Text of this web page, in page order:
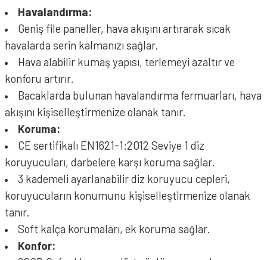
Havalandırma:
Geniş file paneller, hava akışını artırarak sıcak
havalarda serin kalmanızı sağlar.
Hava alabilir kumaş yapısı, terlemeyi azaltır ve
konforu artırır.
Bacaklarda bulunan havalandırma fermuarları, hava
akışını kişiselleştirmenize olanak tanır.
Koruma:
CE sertifikalı EN1621-1:2012 Seviye 1 diz
koruyucuları, darbelere karşı koruma sağlar.
3 kademeli ayarlanabilir diz koruyucu cepleri,
koruyucuların konumunu kişiselleştirmenize olanak
tanır.
Soft kalça korumaları, ek koruma sağlar.
Konfor: